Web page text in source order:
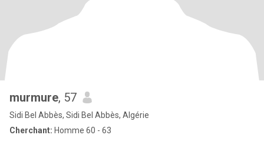
murmure, 57
Sidi Bel Abbès, Sidi Bel Abbès, Algérie
Cherchant: Homme 60 - 63